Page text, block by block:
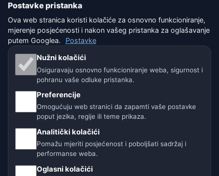
Isključenje odgovornosti
Pomažemo životinjama
Sitemap
Naše vremenske stranice:
Postavke pristanka
Ova web stranica koristi kolačiće za osnovno funkcioniranje,
mjerenje posjećenosti i nakon vašeg pristanka za oglašavanje
putem Googlea.
Postavke
Nužni kolačići
Osiguravaju osnovno funkcioniranje weba, sigurnost i
pohranu vaše odluke pristanka.
Preferencije
Omogućuju web stranici da zapamti vaše postavke
poput jezika, regije ili teme prikaza.
Analitički kolačići
Pomažu mjeriti posjećenost i poboljšati sadržaj i
performanse weba.
Oglasni kolačići